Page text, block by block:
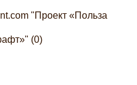
"Проект «Польза
(0)